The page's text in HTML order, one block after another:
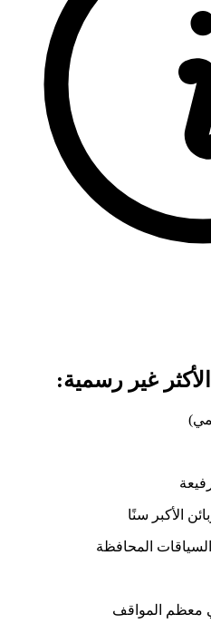
غير رسمية:
الأكبر سنًا
السياقات المحافظة
معظم المواقف